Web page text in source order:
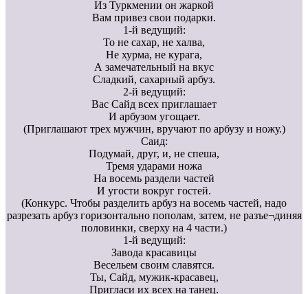
Из Туркмении он жаркой
Вам привез свои подарки.
1-й ведущий:
То не сахар, не халва,
Не хурма, не курага,
А замечательный на вкус
Сладкий, сахарный арбуз.
2-й ведущий:
Вас Сайд всех приглашает
И арбузом угощает.
(Приглашают трех мужчин, вручают по арбузу и ножу.)
Саид:
Подумай, друг, и, не спеша,
Тремя ударами ножа
На восемь раздели частей
И угости вокруг гостей.
(Конкурс. Чтобы разделить арбуз на восемь частей, надо
разрезать арбуз горизонтально пополам, затем, не разъе¬диняя
половинки, сверху на 4 части.)
1-й ведущий:
Завода красавицы
Весельем своим славятся.
Ты, Сайд, мужик-красавец,
Пригласи их всех на танец.